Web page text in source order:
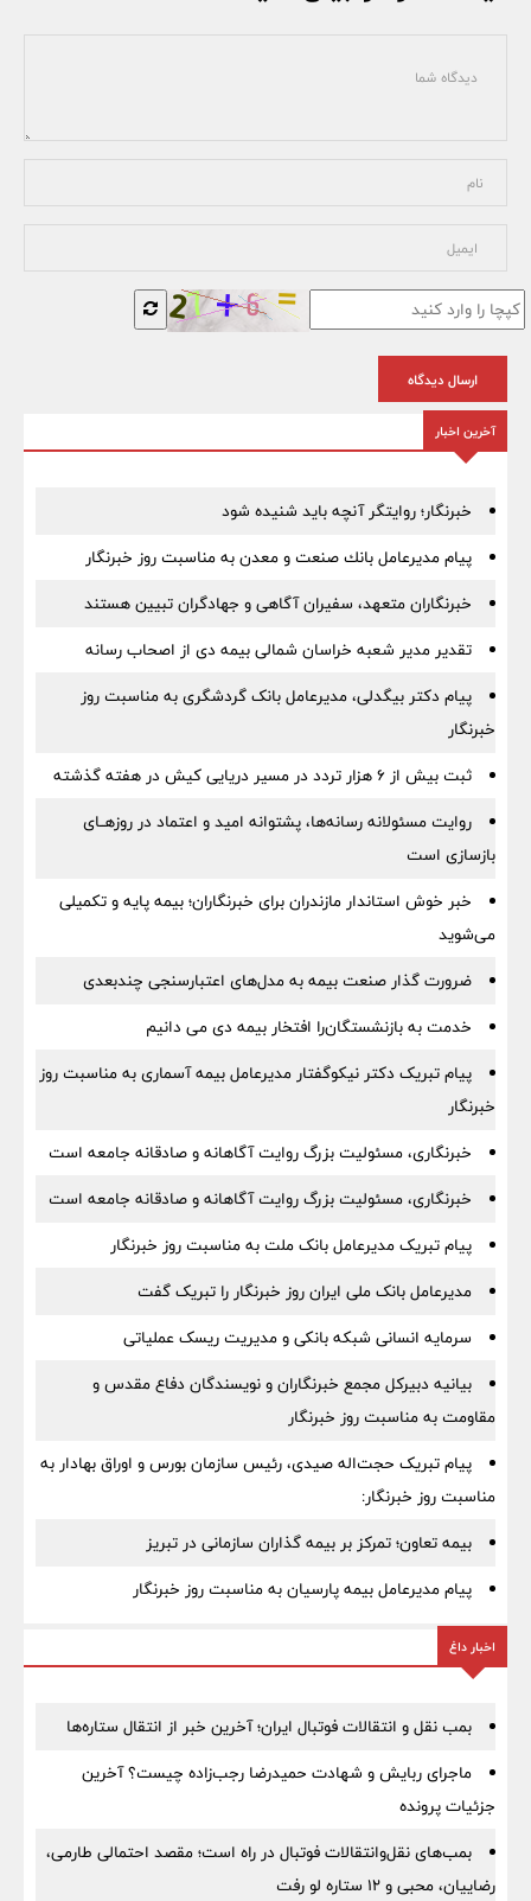
ارسال دیدگاه
آخرین اخبار
خبرنگار؛ روایتگر آنچه باید شنیده شود
پیام مدیرعامل بانك صنعت و معدن به مناسبت روز خبرنگار
خبرنگاران متعهد، سفیران آگاهی و جهادگران تبیین هستند
تقدیر مدیر شعبه خراسان شمالی بیمه دی از اصحاب رسانه
پیام دکتر بیگدلی، مدیرعامل بانک گردشگری به مناسبت روز
خبرنگار
ثبت بیش از ۶ هزار تردد در مسیر دریایی کیش در هفته گذشته
روایت مسئولانه رسانه‌ها، پشتوانه امید و اعتماد در روزهــای
بازسازی است
خبر خوش استاندار مازندران برای خبرنگاران؛‌ بیمه پایه و ‌تکمیلی
می‌شوید
ضرورت گذار صنعت بیمه به مدل‌های اعتبارسنجی چندبعدی
خدمت به بازنشستگان‌را افتخار بیمه دی می دانیم
پیام تبریک دکتر نیکوگفتار مدیرعامل بیمه آسماری به مناسبت روز
خبرنگار
خبرنگاری، مسئولیت بزرگ روایت آگاهانه و صادقانه جامعه است
خبرنگاری، مسئولیت بزرگ روایت آگاهانه و صادقانه جامعه است
پیام تبریک مدیرعامل بانک ملت به مناسبت روز خبرنگار
مدیرعامل بانک ملی ایران روز خبرنگار را تبریک گفت
سرمایه انسانی شبکه بانکی و مدیریت ریسک عملیاتی
بیانیه دبیرکل مجمع خبرنگاران و نویسندگان دفاع مقدس و
مقاومت به مناسبت روز خبرنگار
پیام تبریک حجت‌اله صیدی، رئیس سازمان بورس و اوراق بهادار به
مناسبت روز خبرنگار:
بیمه تعاون؛ تمرکز بر بیمه گذاران سازمانی در تبریز
پیام مدیرعامل بیمه پارسیان به مناسبت روز خبرنگار
اخبار داغ
بمب نقل‌ و انتقالات فوتبال ایران؛ آخرین خبر از انتقال ستاره‌ها
ماجرای ربایش و شهادت حمیدرضا رجب‌زاده چیست؟ آخرین
جزئیات پرونده
بمب‌های نقل‌وانتقالات فوتبال در راه است؛ مقصد احتمالی طارمی،
رضاییان، محبی و ۱۲ ستاره لو رفت